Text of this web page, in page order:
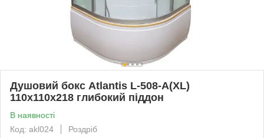
Душовий бокс Atlantis L-508-A(XL)
110х110х218 глибокий піддон
В наявності
Код: akl024
Роздріб